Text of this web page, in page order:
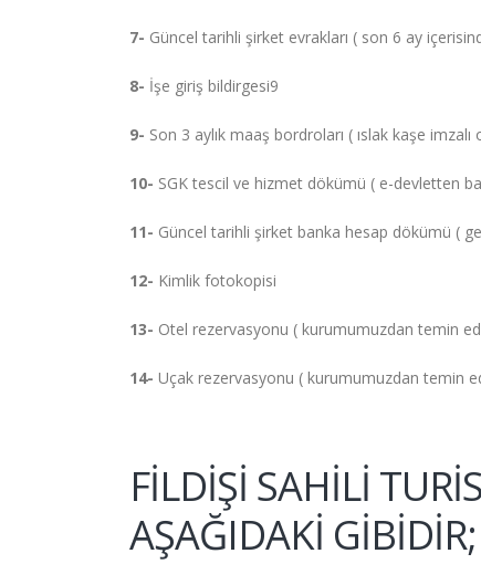
7- Güncel tarihli şirket evrakları ( son 6 ay
8- İşe giriş bildirgesi9
9- Son 3 aylık maaş bordroları ( ıslak kaşe imzalı
10- SGK tescil ve hizmet dökümü ( e-devletten
11- Güncel tarihli şirket banka hesap dökümü (
12- Kimlik fotokopisi
13- Otel rezervasyonu ( kurumumuzdan temin
14- Uçak rezervasyonu ( kurumumuzdan temin
FİLDİŞİ SAHİLİ
AŞAĞIDAKİ GİBİDİR;